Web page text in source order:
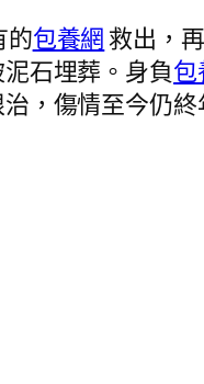
的包養網 救出，
石埋葬。身負包
，傷情至今仍